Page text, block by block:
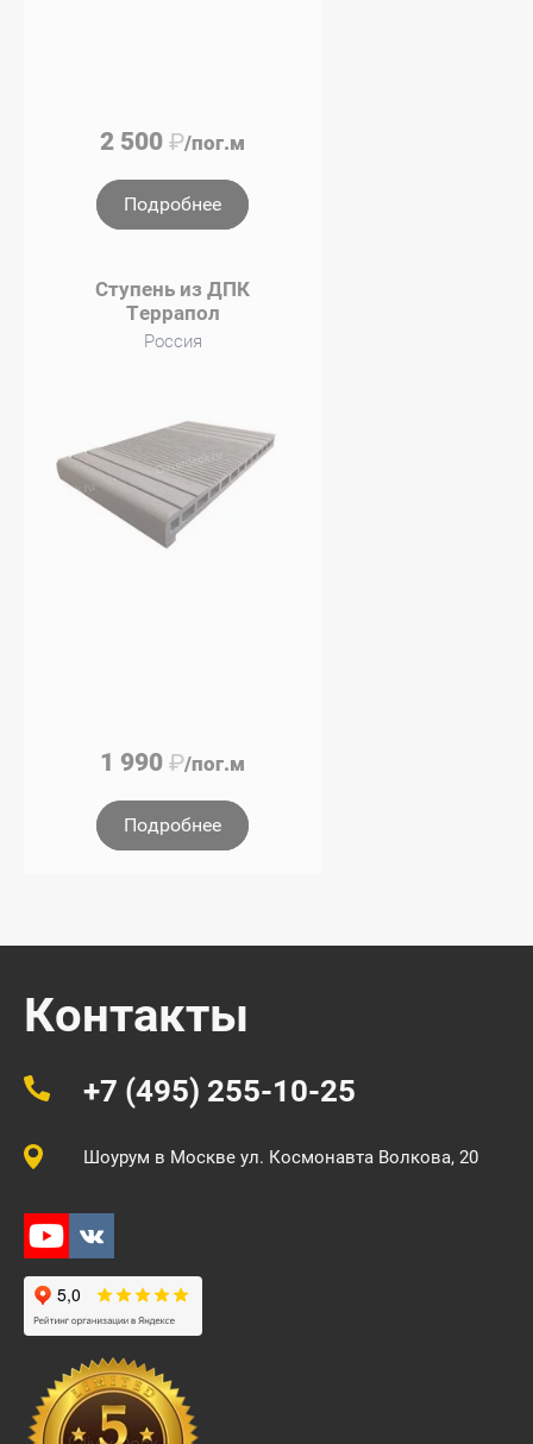
2 500 ₽/пог.м
Подробнее
Ступень из ДПК
Террапол
Россия
1 990 ₽/пог.м
Подробнее
Контакты
+7 (495) 255-10-25
Шоурум в Москве ул. Космонавта Волкова, 20